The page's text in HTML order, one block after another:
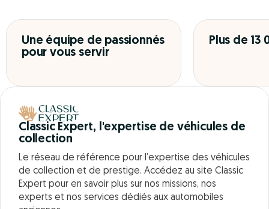
Une équipe de passionnés
pour vous servir
Plus de 13
Classic Expert, l'expertise de véhicules de
collection
Le réseau de référence pour l’expertise des véhicules
de collection et de prestige. Accédez au site Classic
Expert pour en savoir plus sur nos missions, nos
experts et nos services dédiés aux automobiles